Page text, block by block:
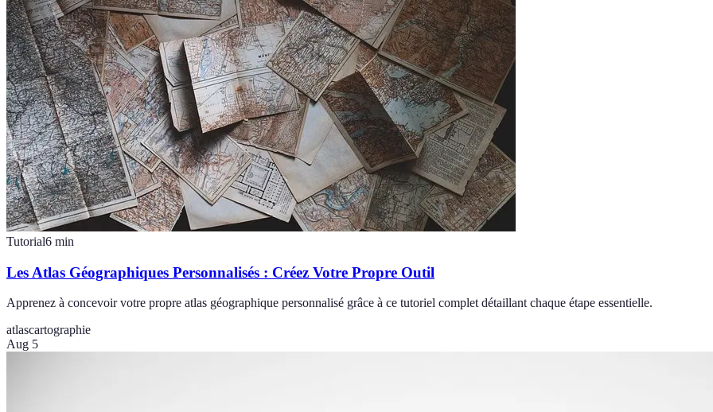
Tutorial6 min
Les Atlas Géographiques Personnalisés : Créez Votre Propre Outil
Apprenez à concevoir votre propre atlas géographique personnalisé grâce à ce tutoriel complet détaillant chaque étape essentielle.
atlascartographie
Aug 5